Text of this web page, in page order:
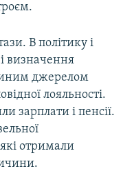
В політику і
визначення
джерелом
лояльності.
зарплати і пенсії.
отримали